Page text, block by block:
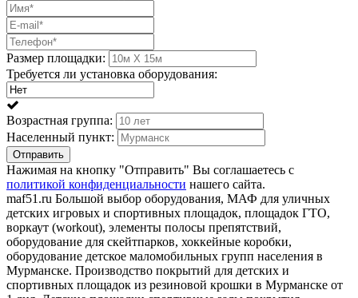
Размер площадки:
Требуется ли установка оборудования:
Возрастная группа:
Населенный пункт:
Отправить
Нажимая на кнопку "Отправить" Вы соглашаетесь с
политикой конфиденциальности нашего сайта.
maf51.ru Большой выбор оборудования, МАФ для уличных
детских игровых и спортивных площадок, площадок ГТО,
воркаут (workout), элементы полосы препятствий,
оборудование для скейтпарков, хоккейные коробки,
оборудование детское маломобильных групп населения в
Мурманске. Производство покрытий для детских и
спортивных площадок из резиновой крошки в Мурманске от